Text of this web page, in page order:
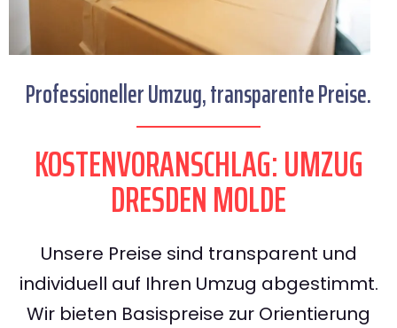
Professioneller Umzug, transparente Preise.
KOSTENVORANSCHLAG: UMZUG
DRESDEN MOLDE
Unsere Preise sind transparent und
individuell auf Ihren Umzug abgestimmt.
Wir bieten Basispreise zur Orientierung